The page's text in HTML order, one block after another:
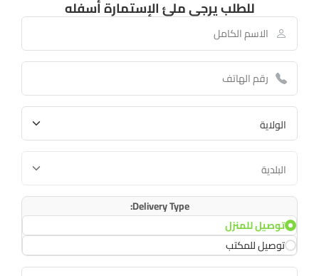
للطلب يرجى ملئ الإستمارة أسفله
Delivery Type:
توصيل للمنزل
توصيل للمكتب